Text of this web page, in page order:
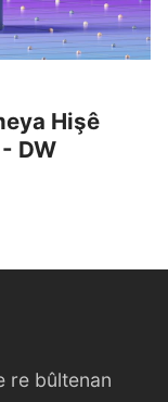
Hişê
DW
re bûltenan